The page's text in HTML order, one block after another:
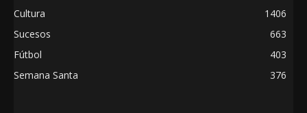
Cultura
1406
Sucesos
663
Fútbol
403
Semana Santa
376